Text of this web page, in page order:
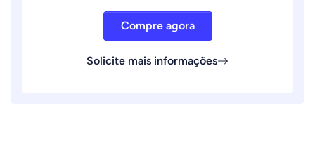
Compre agora
Solicite mais informações